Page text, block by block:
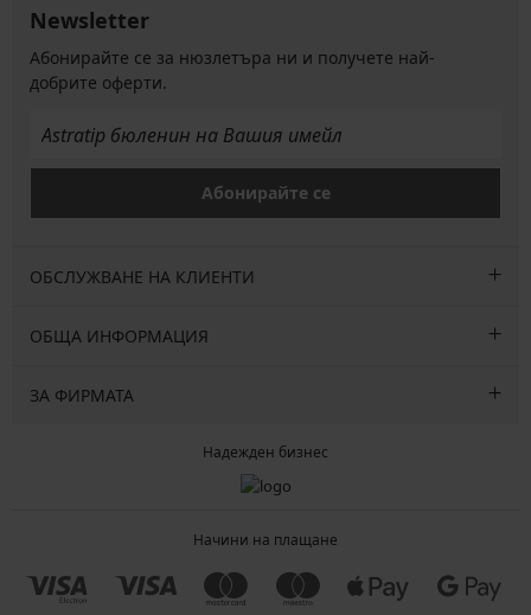
Newsletter
Абонирайте се за нюзлетъра ни и получете най-
добрите оферти.
Абонирайте се
ОБСЛУЖВАНЕ НА КЛИЕНТИ
ОБЩА ИНФОРМАЦИЯ
ЗА ФИРМАТА
Надежден бизнес
Начини на плащане